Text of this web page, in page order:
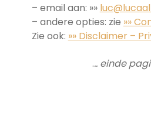
– email aan: »»
– andere opties: zie »»
Zie ook: »» Disclaimer –
... einde